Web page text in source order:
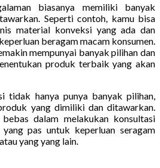
biasanya memiliki banyak
Seperti contoh, kamu bisa
material konveksi yang ada dan
beragam macam konsumen.
mempunyai banyak pilihan dan
produk terbaik yang akan
tidak hanya punya banyak pilihan,
yang dimiliki dan ditawarkan.
dalam melakukan konsultasi
pas untuk keperluan seragam
yang yang lain.